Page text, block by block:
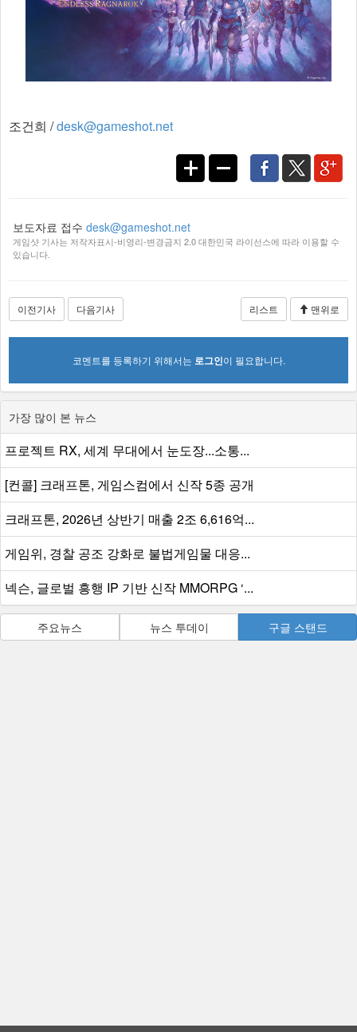
조건희 /desk@gameshot.net
보도자료 접수 desk@gameshot.net
게임샷 기사는 저작자표시-비영리-변경금지 2.0 대한민국 라이선스에 따라 이용할 수
있습니다.
이전기사 다음기사 리스트 맨위로
코멘트를 등록하기 위해서는 로그인이 필요합니다.
가장 많이 본 뉴스
프로젝트 RX, 세계 무대에서 눈도장...소통...
[컨콜] 크래프톤, 게임스컴에서 신작 5종 공개
크래프톤, 2026년 상반기 매출 2조 6,616억...
게임위, 경찰 공조 강화로 불법게임물 대응...
넥슨, 글로벌 흥행 IP 기반 신작 MMORPG ‘...
주요뉴스 뉴스 투데이 구글 스탠드